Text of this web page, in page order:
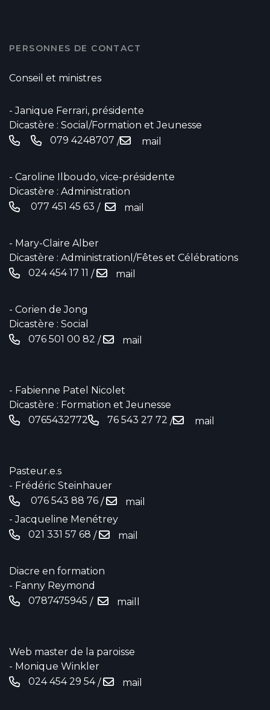
PERSONNES DE CONTACT
Conseil et ministres
- Janique Ferrari, présidente
Dicastère : Social/Formation et Jeunesse
079 4248707 / mail
- Caroline Ilboudo, vice-présidente
Dicastère : Administration
077 451 45 63 / mail
- Mary-Claire Alber
Dicastère : Administrationl/Fêtes et Célébrations
024 454 17 11‬ / mail
- Corien de Jong
Dicastère : Social
076 501 00 82 / mail
- Fabienne Patel Nicolet
Dicastère : Formation et Jeunesse
0765432772
76 543 27 72 / mail
Pasteur.e.s
- Frédéric Steinhauer
076 543 88 76‬ /
mail
- Jacqueline Menétrey
021 331 57 68 / mail
Diacre en formation
- Fanny Reymond
0787475945 / maill
Web master de la paroisse
- Monique Winkler
024 454 29 54/ mail